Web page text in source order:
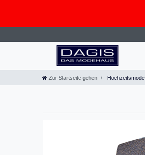
Zur Startseite gehen Hochzeitsmode